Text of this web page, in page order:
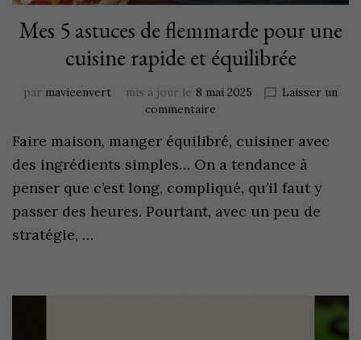
Mes 5 astuces de flemmarde pour une
cuisine rapide et équilibrée
par mavieenvert mis à jour le 8 mai 2025
Laisser un
commentaire
Faire maison, manger équilibré, cuisiner avec
des ingrédients simples… On a tendance à
penser que c’est long, compliqué, qu’il faut y
passer des heures. Pourtant, avec un peu de
stratégie, …